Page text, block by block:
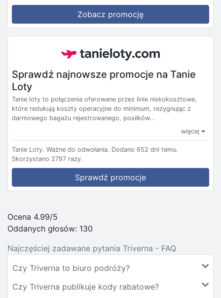
Zobacz promocję
Sprawdź najnowsze promocje na Tanie
Loty
Tanie loty to połączenia oferowane przez linie niskokosztowe,
które redukują koszty operacyjne do minimum, rezygnując z
darmowego bagażu rejestrowanego, posiłków...
więcej
Tanie Loty. Ważne do odwołania. Dodano 652 dni temu.
Skorzystano 2797 razy.
Sprawdź promocje
Ocena 4.99/5
Oddanych głosów: 130
Najczęściej zadawane pytania Triverna - FAQ
Czy Triverna to biuro podróży?
Czy Triverna publikuje kody rabatowe?